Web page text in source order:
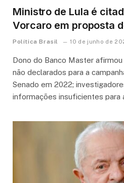
Ministro de Lula é
Vorcaro em proposta
Política Brasil 10 de junho de
Dono do Banco Master
não declarados para a
Senado em 2022;
informações insuficientes para